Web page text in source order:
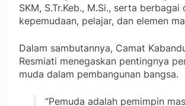
SKM, S.Tr.Keb., M.Si., serta berbagai
kepemudaan, pelajar, dan elemen
Dalam sambutannya, Camat
Resmiati menegaskan pentingnya
muda dalam pembangunan bangsa.
“Pemuda adalah pemimpin